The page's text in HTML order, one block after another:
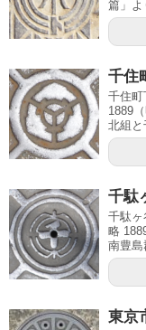
篇」よ
千住
千住町
1889
北組
千駄
千駄
略
南豊
東京